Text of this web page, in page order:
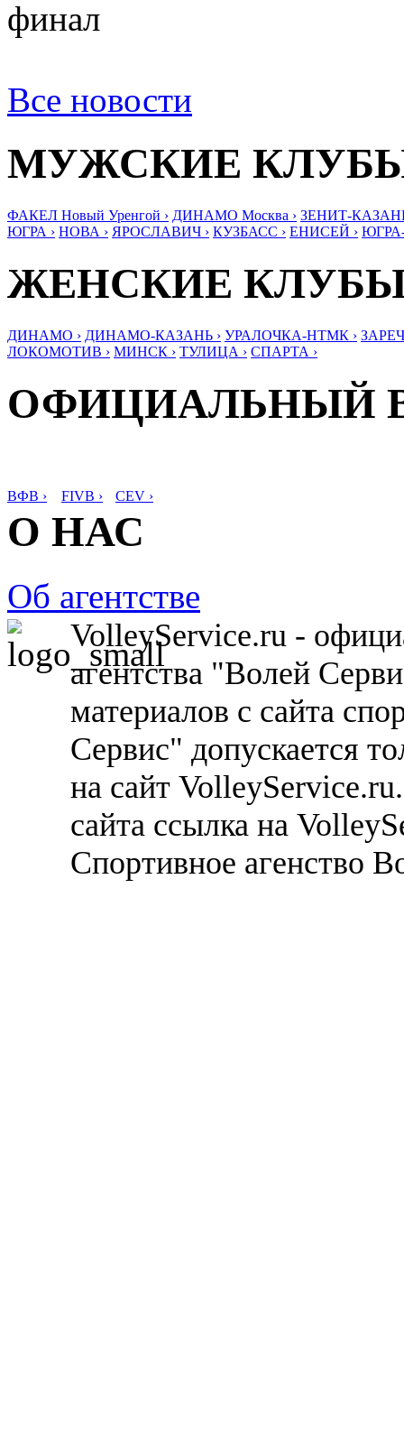
финал
Все новости
МУЖСКИЕ
ФАКЕЛ Новый Уренгой › ДИНАМО Москва › ЗЕНИТ-
ЮГРА › НОВА › ЯРОСЛАВИЧ › КУЗБАСС › ЕНИСЕЙ ›
ЖЕНСКИЕ
ДИНАМО › ДИНАМО-КАЗАНЬ › УРАЛОЧКА-НТМК ›
ЛОКОМОТИВ › МИНСК › ТУЛИЦА › СПАРТА ›
ОФИЦИАЛЬНЫЙ
ВФВ › FIVB › CEV ›
О НАС
Об агентстве
VolleyService.ru -
агентства "Волей
материалов с сайта
Сервис" допускается
на сайт
сайта ссылка на
Спортивное агенство